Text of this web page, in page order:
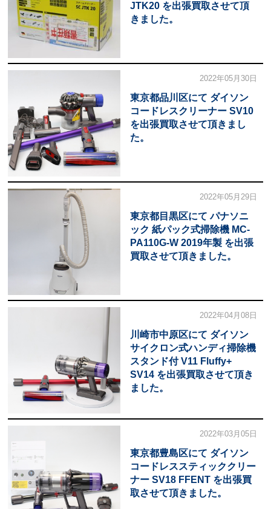
JTK20 を出張買取させて頂
きました。
2022年05月30日
東京都品川区にて ダイソン
コードレスクリーナー SV10
を出張買取させて頂きまし
た。
2022年05月29日
東京都目黒区にて パナソニ
ック 紙パック式掃除機 MC-
PA110G-W 2019年製 を出張
買取させて頂きました。
2022年04月08日
川崎市中原区にて ダイソン
サイクロン式ハンディ掃除機
スタンド付 V11 Fluffy+
SV14 を出張買取させて頂き
ました。
2022年03月05日
東京都豊島区にて ダイソン
コードレススティッククリー
ナー SV18 FFENT を出張買
取させて頂きました。